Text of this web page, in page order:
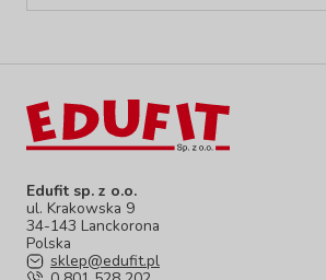
Edufit sp. z o.o.
ul. Krakowska 9
34-143 Lanckorona
Polska
sklep@edufit.pl